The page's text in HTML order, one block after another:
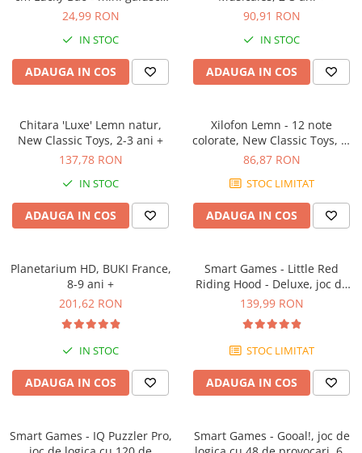
norocoasa
24,99 RON
IN STOC
ADAUGA IN COS
90,91 RON
IN STOC
ADAUGA IN COS
Chitara 'Luxe' Lemn natur,
New Classic Toys, 2-3 ani +
137,78 RON
IN STOC
ADAUGA IN COS
Xilofon Lemn - 12 note
colorate, New Classic Toys, 1-
2 ani +
86,87 RON
STOC LIMITAT
ADAUGA IN COS
Planetarium HD, BUKI France,
8-9 ani +
201,62 RON
IN STOC
ADAUGA IN COS
Smart Games - Little Red
Riding Hood - Deluxe, joc de
logica cu 48 de provocari, 4+
139,99 RON
STOC LIMITAT
ADAUGA IN COS
Smart Games - IQ Puzzler Pro,
Smart Games - Gooal!, joc de